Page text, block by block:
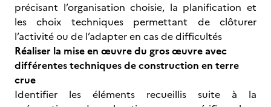
précisant l’organisation choisie, la planification et
les choix techniques permettant de clôturer
l’activité ou de l’adapter en cas de difficultés
Réaliser la mise en œuvre du gros œuvre avec
différentes techniques de construction en terre
crue
Identifier les éléments recueillis suite à la